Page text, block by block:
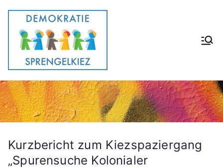
springen
Demokrati
eförderun
g im
Stadtteil
Gemeinsam im Stadtteil e.V.
Kurzbericht zum Kiezspaziergang
„Spurensuche Kolonialer